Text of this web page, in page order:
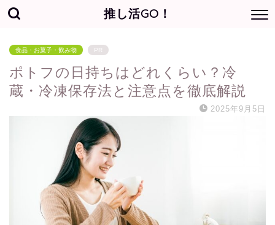
推し活GO！
食品・お菓子・飲み物 PR
ポトフの日持ちはどれくらい？冷
蔵・冷凍保存法と注意点を徹底解説
2025年9月5日